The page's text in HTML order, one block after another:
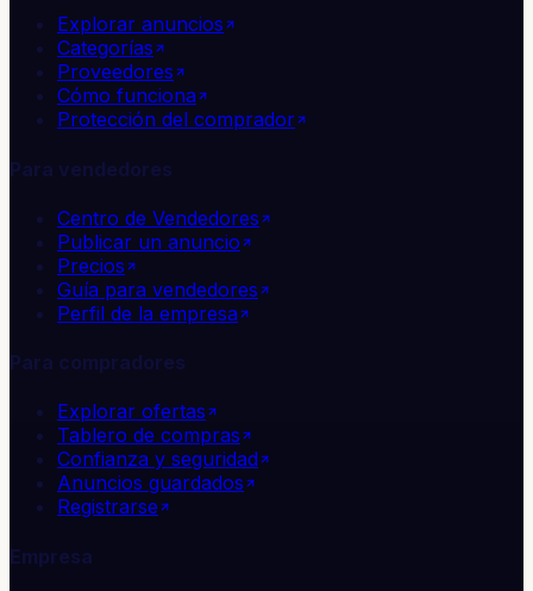
Explorar anuncios
Categorías
Proveedores
Cómo funciona
Protección del comprador
Para vendedores
Centro de Vendedores
Publicar un anuncio
Precios
Guía para vendedores
Perfil de la empresa
Para compradores
Explorar ofertas
Tablero de compras
Confianza y seguridad
Anuncios guardados
Registrarse
Empresa